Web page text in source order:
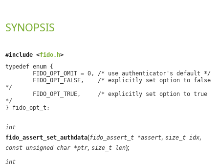
SYNOPSIS
#include <fido.h>
typedef enum {
*/
*/
int
fido_assert_set_authdata(fido_assert_t *assert, size_t idx,
const unsigned char *ptr, size_t len);
int